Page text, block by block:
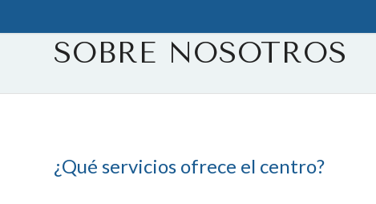
SOBRE NOSOTROS
¿Qué servicios ofrece el centro?